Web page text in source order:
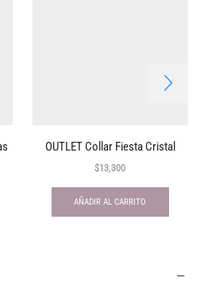
OUTLET Collar Fiesta Cristal
$13,300
AÑADIR AL CARRITO